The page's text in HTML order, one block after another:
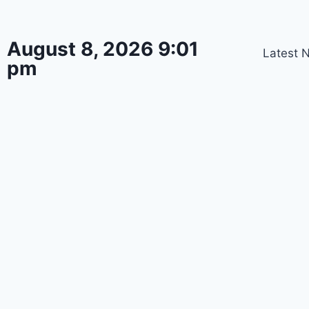
August 8, 2026 9:01
pm
Latest